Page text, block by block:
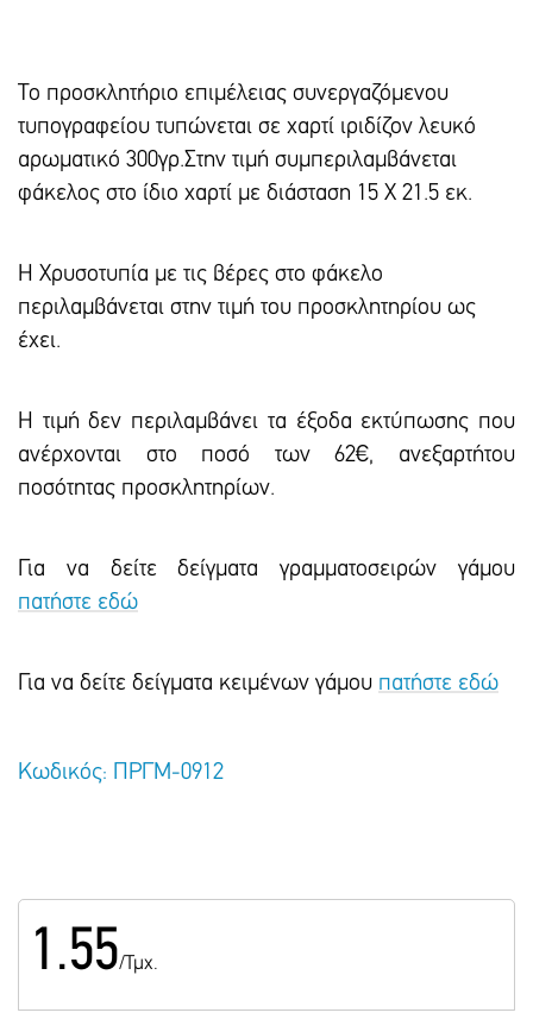
Το προσκλητήριο επιμέλειας συνεργαζόμενου
τυπογραφείου τυπώνεται σε χαρτί ιριδίζον λευκό
αρωματικό 300γρ.Στην τιμή συμπεριλαμβάνεται
φάκελος στο ίδιο χαρτί με διάσταση 15 Χ 21.5 εκ.
Η Χρυσοτυπία με τις βέρες στο φάκελο
περιλαμβάνεται στην τιμή του προσκλητηρίου ως
έχει.
Η τιμή δεν περιλαμβάνει τα έξοδα εκτύπωσης που
ανέρχονται στο ποσό των 62€, ανεξαρτήτου
ποσότητας προσκλητηρίων.
Για να δείτε δείγματα γραμματοσειρών γάμου
πατήστε εδώ
Για να δείτε δείγματα κειμένων γάμου πατήστε εδώ
Κωδικός: ΠΡΓΜ-0912
1.55/Τμχ.